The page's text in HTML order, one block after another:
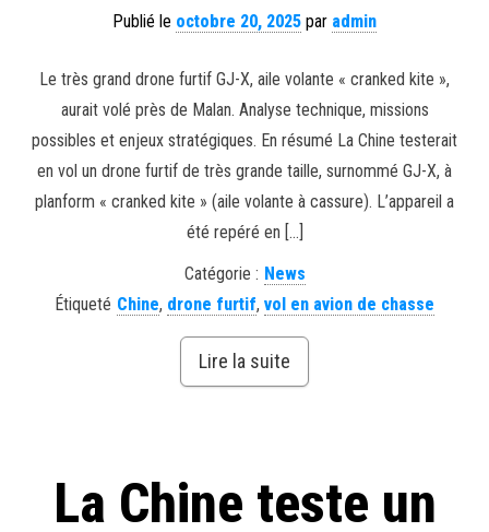
Publié le octobre 20, 2025 par admin
Le très grand drone furtif GJ-X, aile volante « cranked kite »,
aurait volé près de Malan. Analyse technique, missions
possibles et enjeux stratégiques. En résumé La Chine testerait
en vol un drone furtif de très grande taille, surnommé GJ-X, à
planform « cranked kite » (aile volante à cassure). L’appareil a
été repéré en […]
Catégorie : News
Étiqueté Chine, drone furtif, vol en avion de chasse
Lire la suite
La Chine teste un